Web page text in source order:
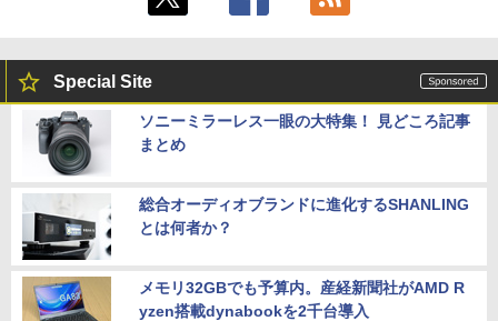
Special Site
ソニーミラーレス一眼の大特集！ 見どころ記事
まとめ
総合オーディオブランドに進化するSHANLING
とは何者か？
メモリ32GBでも予算内。産経新聞社がAMD R
yzen搭載dynabookを2千台導入